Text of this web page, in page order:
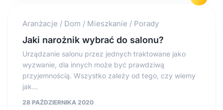
Aranżacje / Dom / Mieszkanie / Porady
Jaki narożnik wybrać do salonu?
Urządzanie salonu przez jednych traktowane jako
wyzwanie, dla innych może być prawdziwą
przyjemnością. Wszystko zależy od tego, czy wiemy
jak...
28 PAŹDZIERNIKA 2020